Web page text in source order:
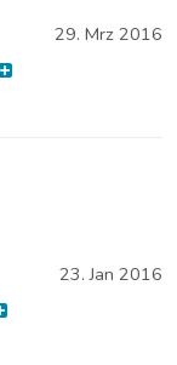
29. Mrz 2016
23. Jan 2016